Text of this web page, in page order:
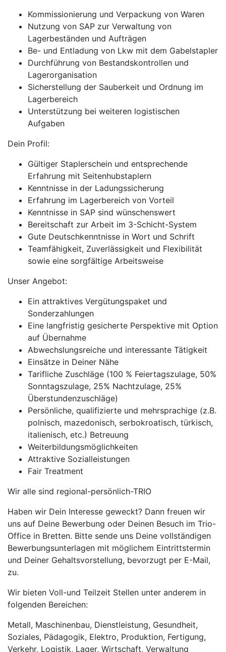
Kommissionierung und Verpackung von Waren
Nutzung von SAP zur Verwaltung von
Lagerbeständen und Aufträgen
Be- und Entladung von Lkw mit dem Gabelstapler
Durchführung von Bestandskontrollen und
Lagerorganisation
Sicherstellung der Sauberkeit und Ordnung im
Lagerbereich
Unterstützung bei weiteren logistischen
Aufgaben
Dein Profil:
Gültiger Staplerschein und entsprechende
Erfahrung mit Seitenhubstaplern
Kenntnisse in der Ladungssicherung
Erfahrung im Lagerbereich von Vorteil
Kenntnisse in SAP sind wünschenswert
Bereitschaft zur Arbeit im 3-Schicht-System
Gute Deutschkenntnisse in Wort und Schrift
Teamfähigkeit, Zuverlässigkeit und Flexibilität
sowie eine sorgfältige Arbeitsweise
Unser Angebot:
Ein attraktives Vergütungspaket und
Sonderzahlungen
Eine langfristig gesicherte Perspektive mit Option
auf Übernahme
Abwechslungsreiche und interessante Tätigkeit
Einsätze in Deiner Nähe
Tarifliche Zuschläge (100 % Feiertagszulage, 50%
Sonntagszulage, 25% Nachtzulage, 25%
Überstundenzuschläge)
Persönliche, qualifizierte und mehrsprachige (z.B.
polnisch, mazedonisch, serbokroatisch, türkisch,
italienisch, etc.) Betreuung
Weiterbildungsmöglichkeiten
Attraktive Sozialleistungen
Fair Treatment
Wir alle sind regional-persönlich-TRIO
Haben wir Dein Interesse geweckt? Dann freuen wir
uns auf Deine Bewerbung oder Deinen Besuch im Trio-
Office in Bretten. Bitte sende uns Deine vollständigen
Bewerbungsunterlagen mit möglichem Eintrittstermin
und Deiner Gehaltsvorstellung, bevorzugt per E-Mail,
zu.
Wir bieten Voll-und Teilzeit Stellen unter anderem in
folgenden Bereichen:
Metall, Maschinenbau, Dienstleistung, Gesundheit,
Soziales, Pädagogik, Elektro, Produktion, Fertigung,
Verkehr, Logistik, Lager, Wirtschaft, Verwaltung